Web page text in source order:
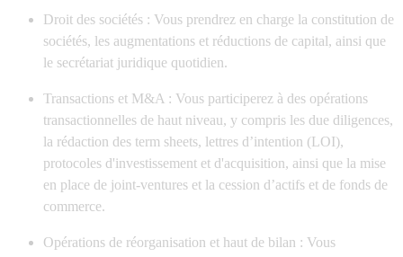
Droit des sociétés : Vous prendrez en charge la constitution de
sociétés, les augmentations et réductions de capital, ainsi que
le secrétariat juridique quotidien.
Transactions et M&A : Vous participerez à des opérations
transactionnelles de haut niveau, y compris les due diligences,
la rédaction des term sheets, lettres d’intention (LOI),
protocoles d'investissement et d'acquisition, ainsi que la mise
en place de joint-ventures et la cession d’actifs et de fonds de
commerce.
Opérations de réorganisation et haut de bilan : Vous